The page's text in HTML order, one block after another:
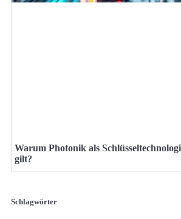
Warum Photonik als
gilt?
Schlagwörter